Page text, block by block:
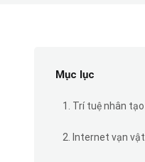
Mục lục
1. Trí tuệ nhân
2. Internet vạn